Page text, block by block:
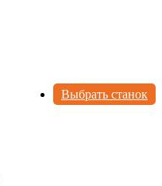
Выбрать станок